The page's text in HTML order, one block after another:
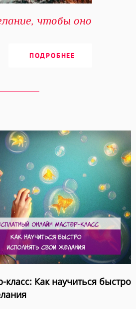
чтобы оно
ПОДРОБНЕЕ
класс: Как научиться быстро